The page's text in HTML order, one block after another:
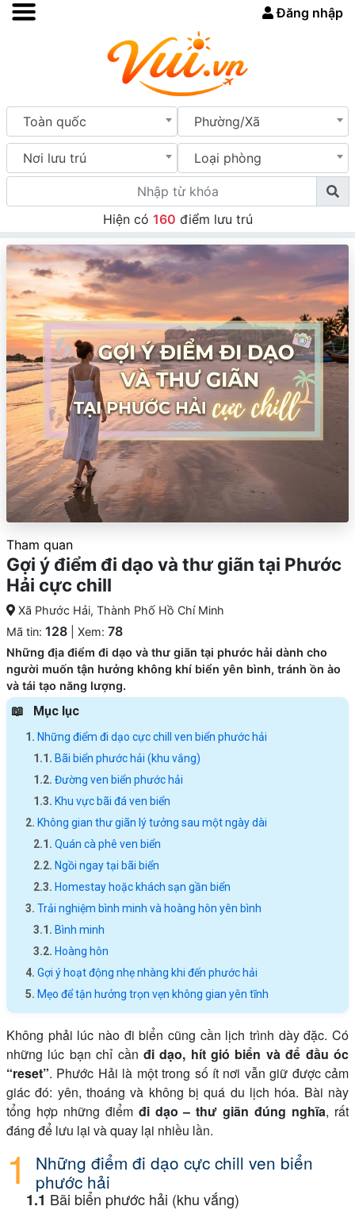
Đăng nhập
Toàn quốc Phường/Xã
Nơi lưu trú Loại phòng
Hiện có 160 điểm lưu trú
Tham quan
Gợi ý điểm đi dạo và thư giãn tại Phước
Hải cực chill
Xã Phước Hải, Thành Phố Hồ Chí Minh
Mã tin: 128 | Xem: 78
Những địa điểm đi dạo và thư giãn tại phước hải dành cho
người muốn tận hưởng không khí biển yên bình, tránh ồn ào
và tái tạo năng lượng.
Mục lục
Những điểm đi dạo cực chill ven biển phước hải
Bãi biển phước hải (khu vắng)
Đường ven biển phước hải
Khu vực bãi đá ven biển
Không gian thư giãn lý tưởng sau một ngày dài
Quán cà phê ven biển
Ngồi ngay tại bãi biển
Homestay hoặc khách sạn gần biển
Trải nghiệm bình minh và hoàng hôn yên bình
Bình minh
Hoàng hôn
Gợi ý hoạt động nhẹ nhàng khi đến phước hải
Mẹo để tận hưởng trọn vẹn không gian yên tĩnh
Không phải lúc nào đi biển cũng cần lịch trình dày đặc. Có
những lúc bạn chỉ cần đi dạo, hít gió biển và để đầu óc
“reset”. Phước Hải là một trong số ít nơi vẫn giữ được cảm
giác đó: yên, thoáng và không bị quá du lịch hóa. Bài này
tổng hợp những điểm đi dạo – thư giãn đúng nghĩa, rất
đáng để lưu lại và quay lại nhiều lần.
Những điểm đi dạo cực chill ven biển
phước hải
Bãi biển phước hải (khu vắng)